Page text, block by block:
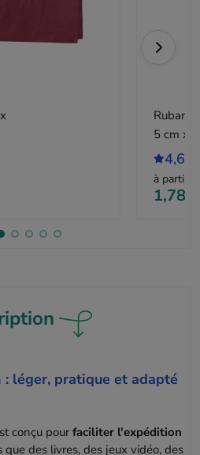
Ruban
5 cm x
4,6
à partir
1,78 €
léger, pratique et adapté
conçu pourfaciliter l'expédition
que des livres, des jeux vidéo, des